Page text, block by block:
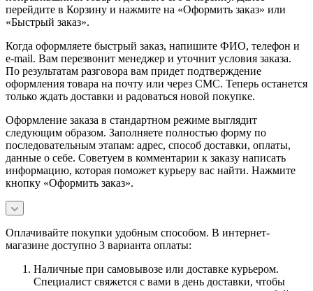
перейдите в Корзину и нажмите на «Оформить заказ» или
«Быстрый заказ».
Когда оформляете быстрый заказ, напишите ФИО, телефон и
e-mail. Вам перезвонит менеджер и уточнит условия заказа.
По результатам разговора вам придет подтверждение
оформления товара на почту или через СМС. Теперь останется
только ждать доставки и радоваться новой покупке.
Оформление заказа в стандартном режиме выглядит
следующим образом. Заполняете полностью форму по
последовательным этапам: адрес, способ доставки, оплаты,
данные о себе. Советуем в комментарии к заказу написать
информацию, которая поможет курьеру вас найти. Нажмите
кнопку «Оформить заказ».
Оплачивайте покупки удобным способом. В интернет-
магазине доступно 3 варианта оплаты:
Наличные при самовывозе или доставке курьером.
Специалист свяжется с вами в день доставки, чтобы